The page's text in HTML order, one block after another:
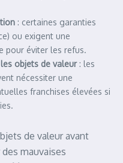
: certaines garanties
ou exigent une
pour éviter les refus.
objets de valeur: les
nécessiter une
franchises élevées si
de valeur avant
mauvaises